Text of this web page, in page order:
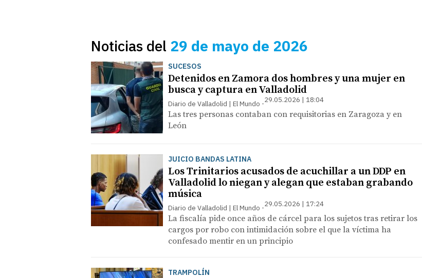
Noticias del 29 de mayo de 2026
SUCESOS
Detenidos en Zamora dos hombres y una mujer en
busca y captura en Valladolid
Diario de Valladolid | El Mundo 29.05.2026 | 18:04
Las tres personas contaban con requisitorias en Zaragoza y en
León
JUICIO BANDAS LATINA
Los Trinitarios acusados de acuchillar a un DDP en
Valladolid lo niegan y alegan que estaban grabando
música
Diario de Valladolid | El Mundo 29.05.2026 | 17:24
La fiscalía pide once años de cárcel para los sujetos tras retirar los
cargos por robo con intimidación sobre el que la víctima ha
confesado mentir en un principio
TRAMPOLÍN